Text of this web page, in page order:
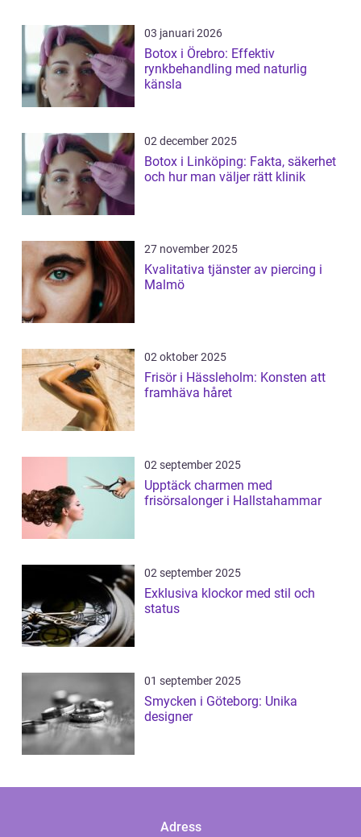
03 januari 2026
Botox i Örebro: Effektiv
rynkbehandling med naturlig
känsla
02 december 2025
Botox i Linköping: Fakta, säkerhet
och hur man väljer rätt klinik
27 november 2025
Kvalitativa tjänster av piercing i
Malmö
02 oktober 2025
Frisör i Hässleholm: Konsten att
framhäva håret
02 september 2025
Upptäck charmen med
frisörsalonger i Hallstahammar
02 september 2025
Exklusiva klockor med stil och
status
01 september 2025
Smycken i Göteborg: Unika
designer
Adress